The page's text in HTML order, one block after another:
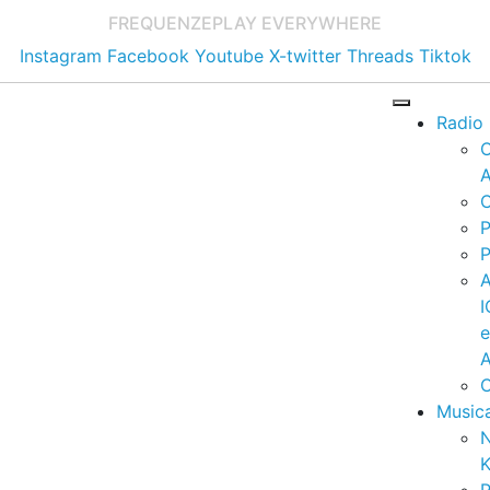
FREQUENZEPLAY EVERYWHERE
Instagram Facebook Youtube X-twitter Threads Tiktok
Radio
e